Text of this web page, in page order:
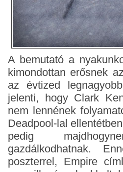
A bemutató a
kimondottan erősnek
az évtized
jelenti, hogy Clark
nem lennének
Deadpool-lal
pedig
gazdálkodhatnak.
poszterrel, Empire